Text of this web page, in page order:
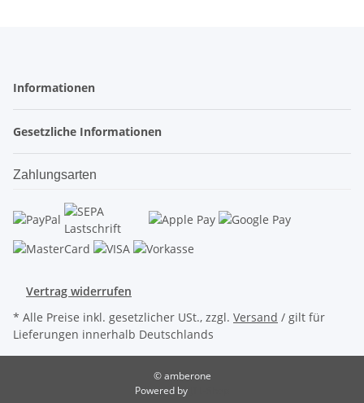
Informationen
Gesetzliche Informationen
Zahlungsarten
Vertrag widerrufen
* Alle Preise inkl. gesetzlicher USt., zzgl. Versand / gilt für
Lieferungen innerhalb Deutschlands
© amberone
Powered by